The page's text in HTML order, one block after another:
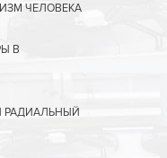
ЧЕЛОВЕКА
В
РАДИАЛЬНЫЙ